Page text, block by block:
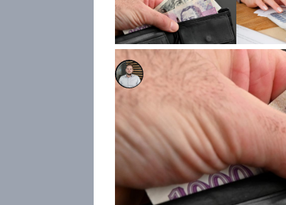
Ladislav Šustr
6. čvn 2026, 08:41
Za první kvartál
8,1 procenta na 50 282
6,4 procenta.
to jasný důkaz
si o přidání. Srovnání s